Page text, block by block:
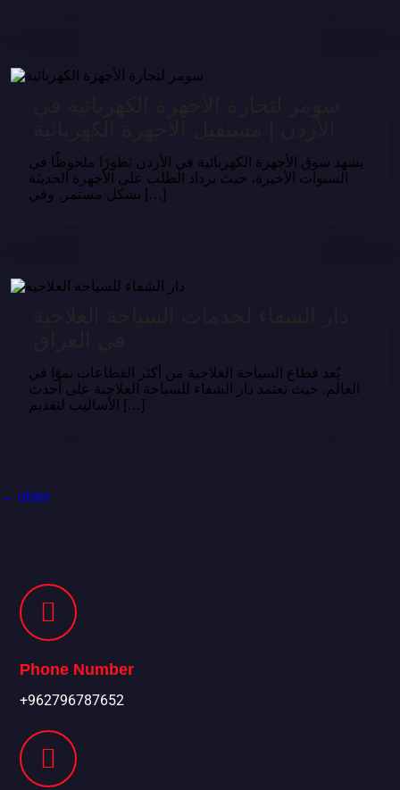
يشهد سوق الأجهزة الكهربائية في الأردن تطورًا ملحوظًا في
السنوات الأخيرة، حيث يزداد الطلب على الأجهزة الحديثة
بشكل مستمر. وفي […]
يُعد قطاع السياحة العلاجية من أكثر القطاعات نموًا في
العالم. حيث تعتمد دار الشفاء للسياحة العلاجية على أحدث
الأساليب لتقديم […]
← older
Phone Number
+962796787652